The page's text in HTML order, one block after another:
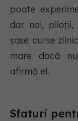
poate
dar noi,
șase curse
mare dacă
afirmă el.
Sfaturi